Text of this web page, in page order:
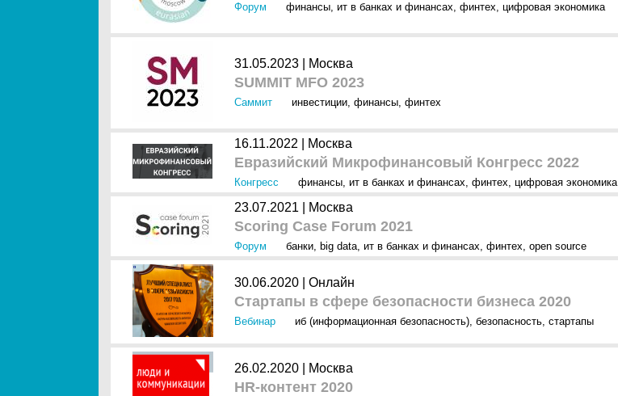
Форум финансы, ит в банках и финансах, финтех, цифровая экономика
31.05.2023 | Москва
SUMMIT MFO 2023
Саммит инвестиции, финансы, финтех
16.11.2022 | Москва
Евразийский Микрофинансовый Конгресс 2022
Конгресс финансы, ит в банках и финансах, финтех, цифровая экономика
23.07.2021 | Москва
Scoring Case Forum 2021
Форум банки, big data, ит в банках и финансах, финтех, open source
30.06.2020 | Онлайн
Стартапы в сфере безопасности бизнеса 2020
Вебинар иб (информационная безопасность), безопасность, стартапы
26.02.2020 | Москва
HR-контент 2020